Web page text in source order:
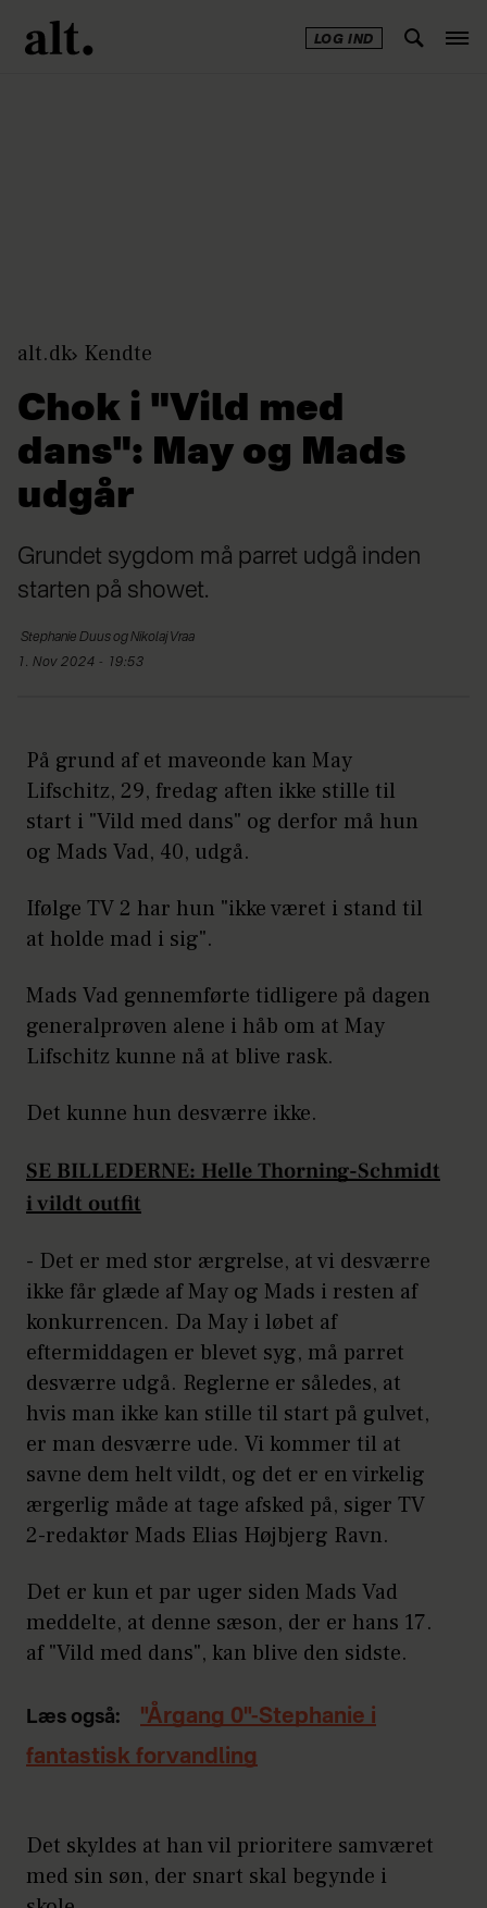
LOG IND
alt.dk Kendte
Chok i "Vild med
dans": May og Mads
udgår
Grundet sygdom må parret udgå inden
starten på showet.
Stephanie Duus og Nikolaj Vraa
1. Nov 2024 - 19:53
På grund af et maveonde kan May
Lifschitz, 29, fredag aften ikke stille til
start i "Vild med dans" og derfor må hun
og Mads Vad, 40, udgå.
Ifølge TV 2 har hun "ikke været i stand til
at holde mad i sig".
Mads Vad gennemførte tidligere på dagen
generalprøven alene i håb om at May
Lifschitz kunne nå at blive rask.
Det kunne hun desværre ikke.
SE BILLEDERNE: Helle Thorning-Schmidt
i vildt outfit
- Det er med stor ærgrelse, at vi desværre
ikke får glæde af May og Mads i resten af
konkurrencen. Da May i løbet af
eftermiddagen er blevet syg, må parret
desværre udgå. Reglerne er således, at
hvis man ikke kan stille til start på gulvet,
er man desværre ude. Vi kommer til at
savne dem helt vildt, og det er en virkelig
ærgerlig måde at tage afsked på, siger TV
2-redaktør Mads Elias Højbjerg Ravn.
Det er kun et par uger siden Mads Vad
meddelte, at denne sæson, der er hans 17.
af "Vild med dans", kan blive den sidste.
Læs også:
"Årgang 0"-Stephanie i
fantastisk forvandling
Det skyldes at han vil prioritere samværet
med sin søn, der snart skal begynde i